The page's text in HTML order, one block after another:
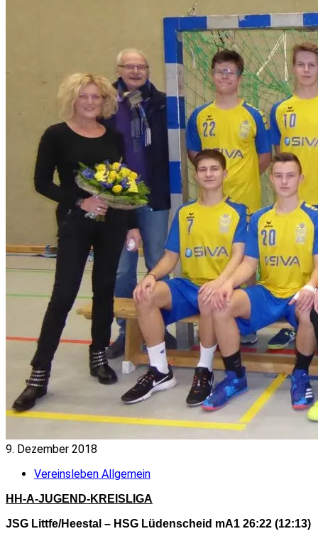
9. Dezember 2018
Vereinsleben Allgemein
HH-A-JUGEND-KREISLIGA
JSG Littfe/Heestal – HSG Lüdenscheid mA1 26:22 (12:13)